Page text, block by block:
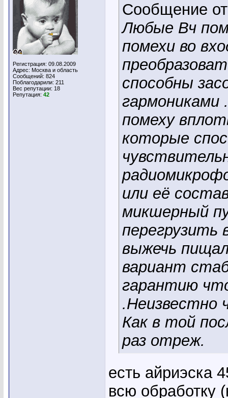
Регистрация: 09.08.2009
Адрес: Москва и область
Сообщений: 824
Поблагодарили: 211
Вес репутации: 18
Репутация: 42
Сообщение
Любые Вч
помехи во
способны
гармониками
помеху
которые
или её
микшерный
перегрузить
выжечь
вариант
гарантию
.Неизвестно
Как в той
раз отреж.
есть айриэска
всю обработку